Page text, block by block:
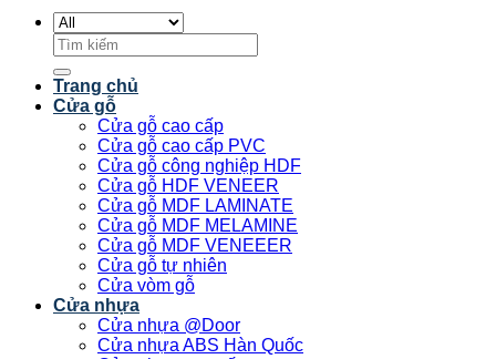
Tìm
kiếm:
Trang chủ
Cửa gỗ
Cửa gỗ cao cấp
Cửa gỗ cao cấp PVC
Cửa gỗ công nghiệp HDF
Cửa gỗ HDF VENEER
Cửa gỗ MDF LAMINATE
Cửa gỗ MDF MELAMINE
Cửa gỗ MDF VENEEER
Cửa gỗ tự nhiên
Cửa vòm gỗ
Cửa nhựa
Cửa nhựa @Door
Cửa nhựa ABS Hàn Quốc